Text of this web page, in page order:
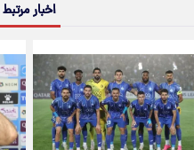
اخبار مرتبط